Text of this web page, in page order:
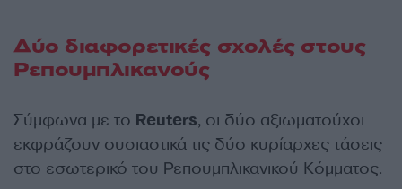
Δύο διαφορετικές σχολές στους
Ρεπουμπλικανούς
Σύμφωνα με το Reuters, οι δύο αξιωματούχοι
εκφράζουν ουσιαστικά τις δύο κυρίαρχες τάσεις
στο εσωτερικό του Ρεπουμπλικανικού Κόμματος.